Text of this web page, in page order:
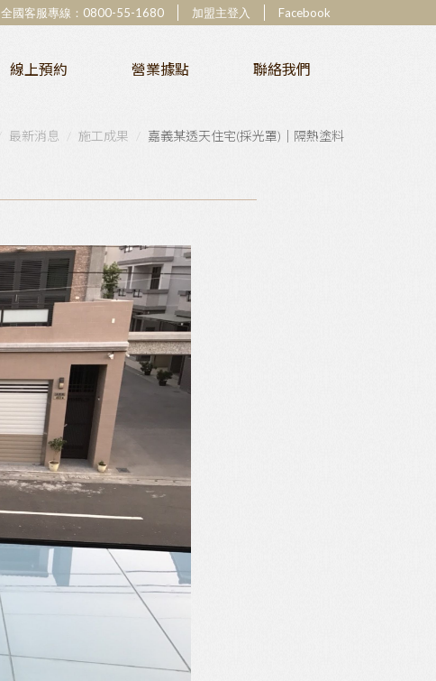
全國客服專線： 0800-55-1680 加盟主登入 Facebook
線上預約 營業據點 聯絡我們
最新消息 施工成果 嘉義某透天住宅(採光罩)｜隔熱塗料